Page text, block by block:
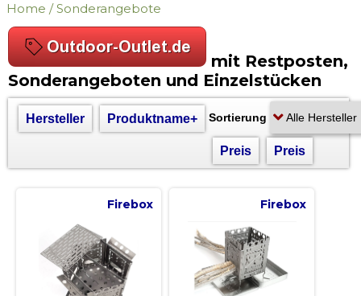
Home /Sonderangebote
mit Restposten,
Sonderangeboten und Einzelstücken
Sortierung
Hersteller Produktname+
Preis Preis
Firebox Firebox